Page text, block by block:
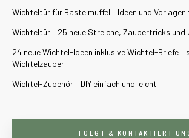
Wichteltür für Bastelmuffel – Ideen und Vorlagen
Wichteltür – 25 neue Streiche, Zaubertricks und
24 neue Wichtel-Ideen inklusive Wichtel-Briefe –
Wichtelzauber
Wichtel-Zubehör – DIY einfach und leicht
FOLGT & KONTAKTIERT